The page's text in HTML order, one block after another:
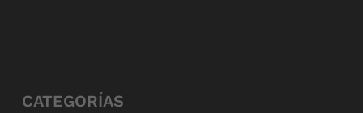
CATEGORÍAS